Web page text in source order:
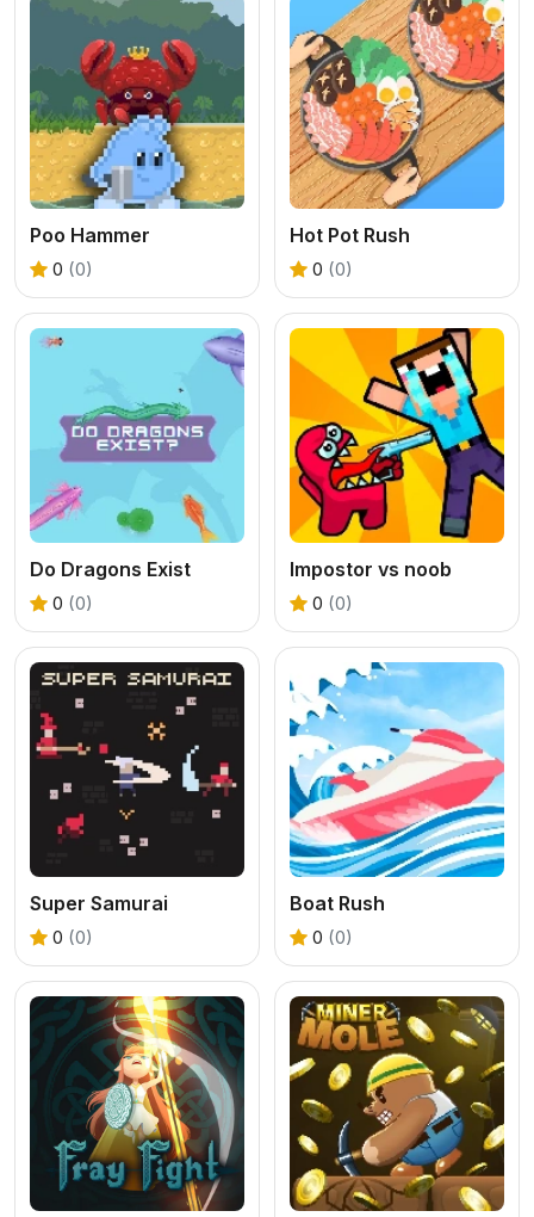
Poo Hammer
0 (0)
Hot Pot Rush
0 (0)
Do Dragons Exist
0 (0)
Impostor vs noob
0 (0)
Super Samurai
0 (0)
Boat Rush
0 (0)